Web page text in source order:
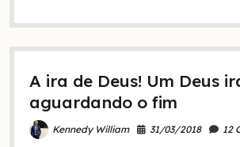
ira
Deus
4
muito
A ira de Deus! Um Deus
aguardando o fim
Kennedy William 31/03/2018 12